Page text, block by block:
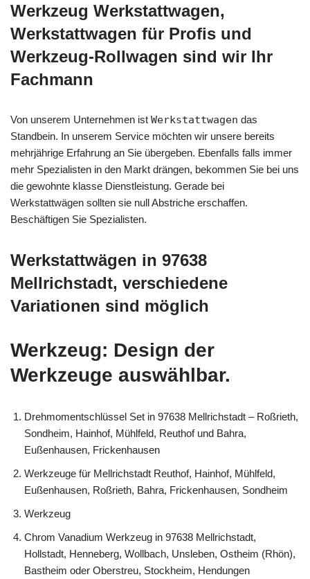
Werkzeug Werkstattwagen,
Werkstattwagen für Profis und
Werkzeug-Rollwagen sind wir Ihr
Fachmann
Von unserem Unternehmen ist Werkstattwagen das
Standbein. In unserem Service möchten wir unsere bereits
mehrjährige Erfahrung an Sie übergeben. Ebenfalls falls immer
mehr Spezialisten in den Markt drängen, bekommen Sie bei uns
die gewohnte klasse Dienstleistung. Gerade bei
Werkstattwägen sollten sie null Abstriche erschaffen.
Beschäftigen Sie Spezialisten.
Werkstattwägen in 97638
Mellrichstadt, verschiedene
Variationen sind möglich
Werkzeug: Design der
Werkzeuge auswählbar.
Drehmomentschlüssel Set in 97638 Mellrichstadt – Roßrieth,
Sondheim, Hainhof, Mühlfeld, Reuthof und Bahra,
Eußenhausen, Frickenhausen
Werkzeuge für Mellrichstadt Reuthof, Hainhof, Mühlfeld,
Eußenhausen, Roßrieth, Bahra, Frickenhausen, Sondheim
Werkzeug
Chrom Vanadium Werkzeug in 97638 Mellrichstadt,
Hollstadt, Henneberg, Wollbach, Unsleben, Ostheim (Rhön),
Bastheim oder Oberstreu, Stockheim, Hendungen